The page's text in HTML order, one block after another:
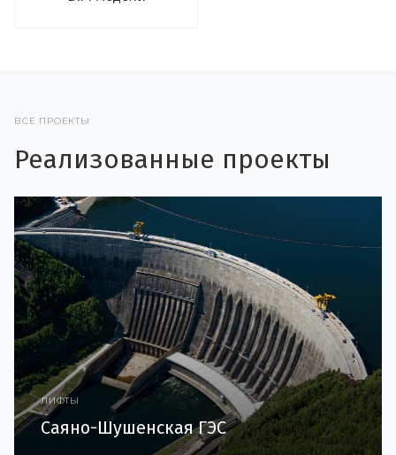
ВСЕ ПРОЕКТЫ
Реализованные проекты
ЛИФТЫ
Саяно-Шушенская ГЭС